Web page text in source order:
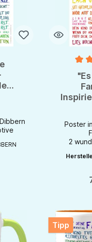
um die Anzahl
gewünschten Wert ein
Poster
2
Tipp